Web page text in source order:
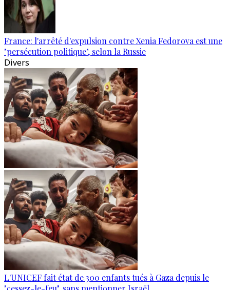
France: l'arrêté d'expulsion contre Xenia Fedorova est une
"persécution politique", selon la Russie
Divers
L'UNICEF fait état de 300 enfants tués à Gaza depuis le